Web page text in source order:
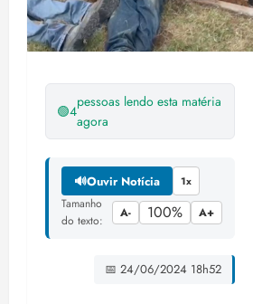
🟢4
pessoas lendo esta matéria
agora
🔊Ouvir Notícia 1x
Tamanho
do texto:
A- 100% A+
📅 24/06/2024 18h52